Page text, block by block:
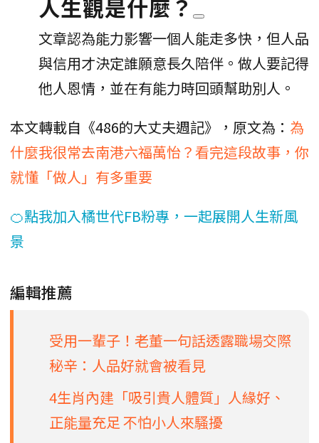
人生觀是什麼？
文章認為能力影響一個人能走多快，但人品
與信用才決定誰願意長久陪伴。做人要記得
他人恩情，並在有能力時回頭幫助別人。
本文轉載自《486的大丈夫週記》，原文為： 為
什麼我很常去南港六福萬怡？看完這段故事，你
就懂「做人」有多重要
🍊點我加入橘世代FB粉專，一起展開人生新風
景
編輯推薦
受用一輩子！老董一句話透露職場交際
秘辛：人品好就會被看見
4生肖內建「吸引貴人體質」人緣好、
正能量充足 不怕小人來騷擾